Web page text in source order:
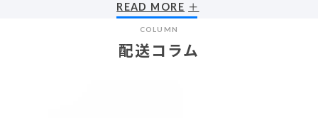
READ MORE
COLUMN
配送コラム